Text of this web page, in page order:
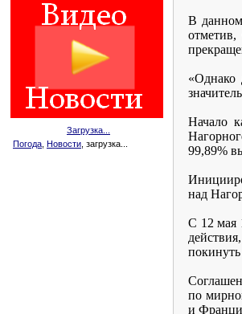
Загрузка...
Погода Новости , загрузка...
В данном
«Однако
Начало
99,89%
над
С 12 мая
по
и